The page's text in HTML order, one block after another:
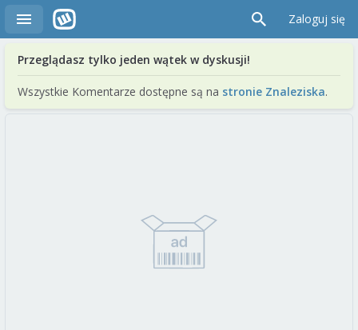
Zaloguj się
Przeglądasz tylko jeden wątek w dyskusji!
Wszystkie Komentarze dostępne są na stronie Znaleziska.